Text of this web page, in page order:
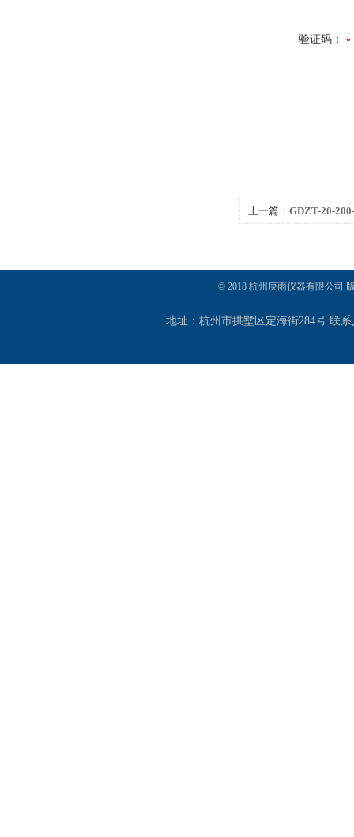
验证码：
上一篇： GDZT-20-
© 2018 杭州庚雨仪器有限公司
地址：杭州市拱墅区定海街284号 联